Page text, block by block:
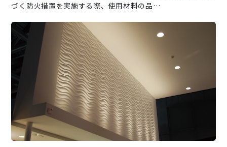
づく防火措置を実施する際、使用材料の品…